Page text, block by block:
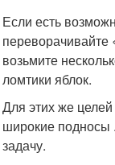
Если есть
возьмите
ломтики яблок.
Для этих же
широкие подносы
задачу.